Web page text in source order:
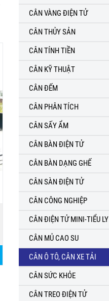
CÂN VÀNG ĐIỆN TỬ
CÂN THỦY SẢN
CÂN TÍNH TIỀN
CÂN KỸ THUẬT
CÂN ĐẾM
CÂN PHÂN TÍCH
CÂN SẤY ẨM
CÂN BÀN ĐIỆN TỬ
CÂN BÀN DẠNG GHẾ
CÂN SÀN ĐIỆN TỬ
CÂN CÔNG NGHIỆP
CÂN ĐIỆN TỬ MINI-TIỂU LY
CÂN MỦ CAO SU
CÂN Ô TÔ, CÂN XE TẢI
CÂN SỨC KHỎE
CÂN TREO ĐIỆN TỬ